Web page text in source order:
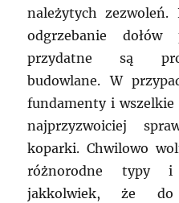
należytych
odgrzebanie
przydatne są
budowlane. W
fundamenty i wszelkie
najprzyzwoiciej
koparki. Chwilowo
różnorodne typy i
jakkolwiek, że do